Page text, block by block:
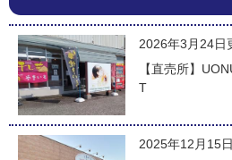
2026年3月24日
【直売所】
T
2025年12月15